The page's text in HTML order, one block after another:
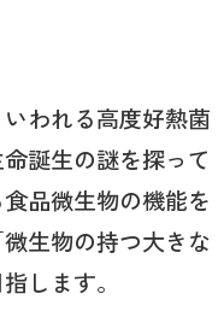
われる高度好熱菌
誕生の謎を探って
品微生物の機能を
生物の持つ大きな
します。